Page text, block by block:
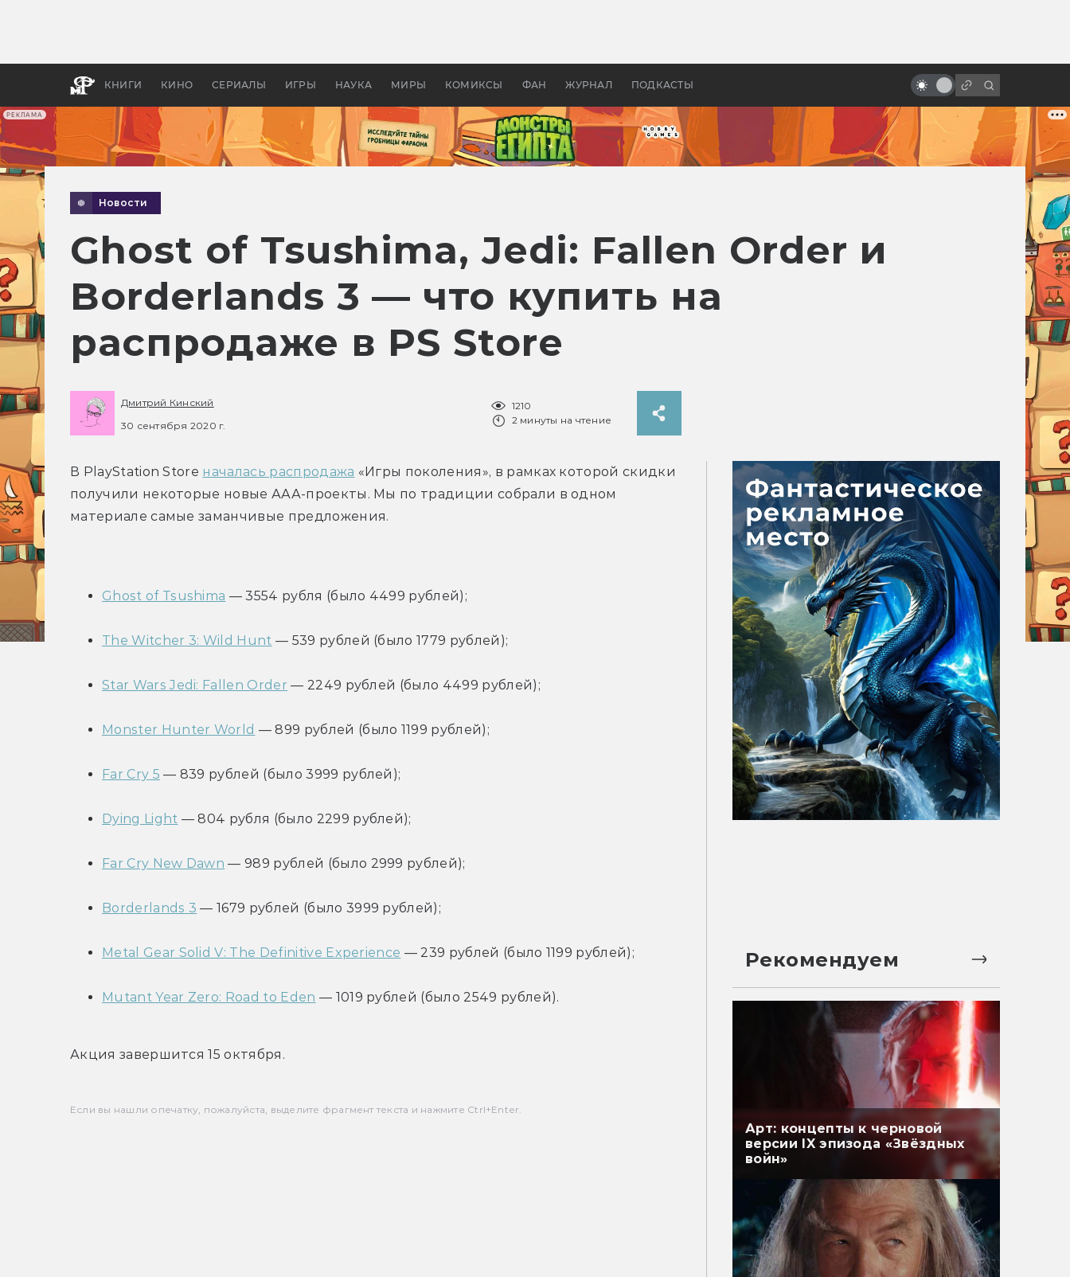
РЕКЛАМА
КНИГИ КИНО СЕРИАЛЫ ИГРЫ НАУКА МИРЫ КОМИКСЫ ФАН ЖУРНАЛ ПОДКАСТЫ
бы «Властелина колец»
Древней Грецией
Заблуждения: Космос в кино
Новости
Ghost of Tsushima, Jedi: Fallen Order и
Borderlands 3 — что купить на
распродаже в PS Store
Дмитрий Кинский
30 сентября 2020 г.
1210
2 минуты на чтение
В PlayStation Store началась распродажа «Игры поколения», в рамках которой скидки
получили некоторые новые ААА-проекты. Мы по традиции собрали в одном
материале самые заманчивые предложения.
Ghost of Tsushima — 3554 рубля (было 4499 рублей);
The Witcher 3: Wild Hunt — 539 рублей (было 1779 рублей);
Star Wars Jedi: Fallen Order — 2249 рублей (было 4499 рублей);
Monster Hunter World — 899 рублей (было 1199 рублей);
Far Cry 5 — 839 рублей (было 3999 рублей);
Dying Light — 804 рубля (было 2299 рублей);
Far Cry New Dawn — 989 рублей (было 2999 рублей);
Borderlands 3 — 1679 рублей (было 3999 рублей);
Metal Gear Solid V: The Definitive Experience — 239 рублей (было 1199 рублей);
Mutant Year Zero: Road to Eden — 1019 рублей (было 2549 рублей).
Акция завершится 15 октября.
Если вы нашли опечатку, пожалуйста, выделите фрагмент текста и нажмите Ctrl+Enter.
Рекомендуем
Арт: концепты к черновой
версии IX эпизода «Звёздных
войн»